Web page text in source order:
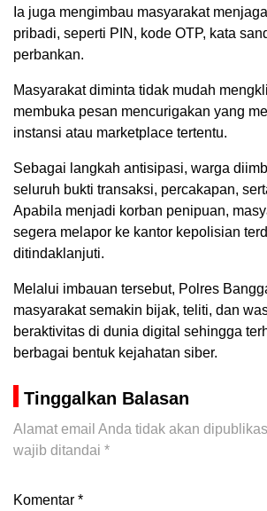
Ia juga mengimbau masyarakat
pribadi, seperti PIN, kode OTP, kata
perbankan.
Masyarakat diminta tidak mudah
membuka pesan mencurigakan yang
instansi atau marketplace tertentu.
Sebagai langkah antisipasi, warga
seluruh bukti transaksi, percakapan,
Apabila menjadi korban penipuan,
segera melapor ke kantor kepolisian
ditindaklanjuti.
Melalui imbauan tersebut, Polres
masyarakat semakin bijak, teliti, dan
beraktivitas di dunia digital sehingga
berbagai bentuk kejahatan siber.
Tinggalkan Balasan
Alamat email Anda tidak akan
wajib ditandai *
Komentar *